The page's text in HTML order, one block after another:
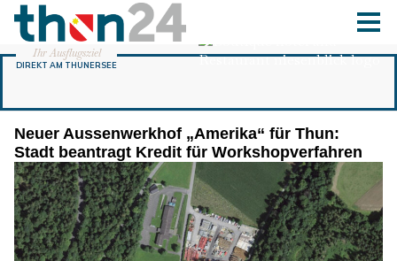
Neuer Aussenwerkhof „Amerika“ für Thun:
Stadt beantragt Kredit für Workshopverfahren